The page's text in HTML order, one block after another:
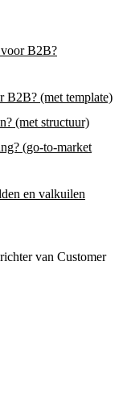
voor B2B?
B2B? (met template)
(met structuur)
(go-to-market
en valkuilen
van Customer